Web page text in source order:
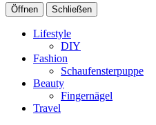
Öffnen Schließen
Lifestyle
DIY
Fashion
Schaufensterpuppe
Beauty
Fingernägel
Travel